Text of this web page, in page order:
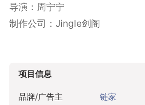
导演：周宁宁
制作公司：Jingle剑阁
项目信息
品牌/广告主 链家